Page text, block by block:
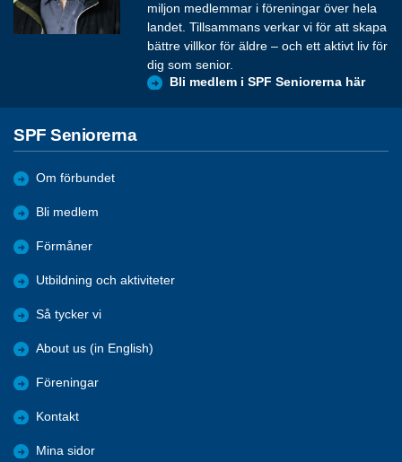
miljon medlemmar i föreningar över hela
landet. Tillsammans verkar vi för att skapa
bättre villkor för äldre – och ett aktivt liv för
dig som senior.
Bli medlem i SPF Seniorerna här
SPF Seniorerna
Om förbundet
Bli medlem
Förmåner
Utbildning och aktiviteter
Så tycker vi
About us (in English)
Föreningar
Kontakt
Mina sidor